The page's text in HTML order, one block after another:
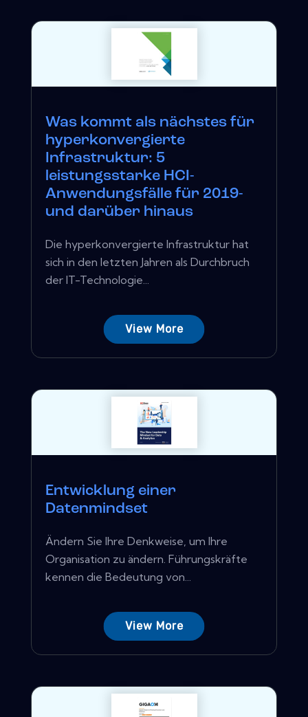
Was kommt als nächstes für
hyperkonvergierte
Infrastruktur: 5
leistungsstarke HCI-
Anwendungsfälle für 2019-
und darüber hinaus
Die hyperkonvergierte Infrastruktur hat
sich in den letzten Jahren als Durchbruch
der IT-Technologie...
View More
Entwicklung einer
Datenmindset
Ändern Sie Ihre Denkweise, um Ihre
Organisation zu ändern. Führungskräfte
kennen die Bedeutung von...
View More